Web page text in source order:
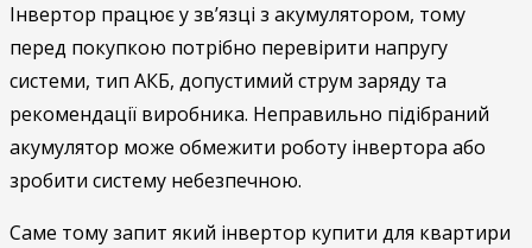
Інвертор працює у зв’язці з акумулятором, тому
перед покупкою потрібно перевірити напругу
системи, тип АКБ, допустимий струм заряду та
рекомендації виробника. Неправильно підібраний
акумулятор може обмежити роботу інвертора або
зробити систему небезпечною.
Саме тому запит який інвертор купити для квартири